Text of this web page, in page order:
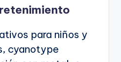
para niños y
cyanotype